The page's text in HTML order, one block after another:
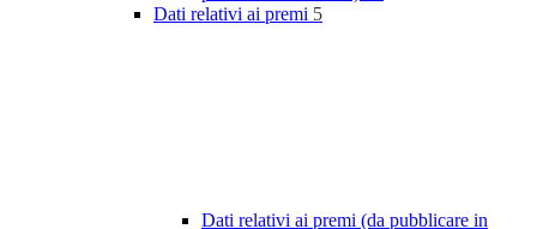
Dati relativi ai premi 5
Dati relativi ai premi (da pubblicare in